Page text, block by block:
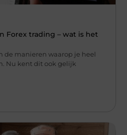
Forex trading – wat is het
de manieren waarop je heel
Nu kent dit ook gelijk